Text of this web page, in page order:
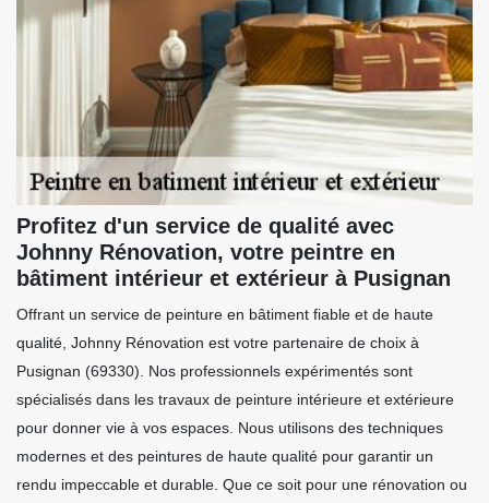
Profitez d'un service de qualité avec
Johnny Rénovation, votre peintre en
bâtiment intérieur et extérieur à Pusignan
Offrant un service de peinture en bâtiment fiable et de haute
qualité, Johnny Rénovation est votre partenaire de choix à
Pusignan (69330). Nos professionnels expérimentés sont
spécialisés dans les travaux de peinture intérieure et extérieure
pour donner vie à vos espaces. Nous utilisons des techniques
modernes et des peintures de haute qualité pour garantir un
rendu impeccable et durable. Que ce soit pour une rénovation ou